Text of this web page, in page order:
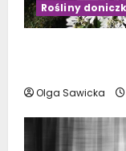
Rośliny
Olga Sawicka